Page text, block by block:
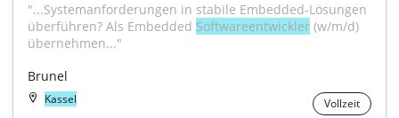
"...Systemanforderungen in stabile Embedded-Lösungen
überführen? Als Embedded Softwareentwickler (w/m/d)
übernehmen..."
Brunel
Kassel Vollzeit